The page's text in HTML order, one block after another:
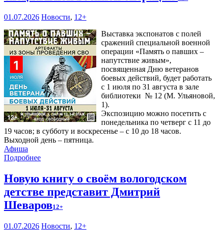
01.07.2026 Новости, 12+
Выставка экспонатов с полей
сражений специальной военной
операции «Память о павших –
напутствие живым»,
посвященная Дню ветеранов
боевых действий, будет работать
с 1 июля по 31 августа в зале
библиотеки № 12 (М. Ульяновой,
1).
Экспозицию можно посетить с
понедельника по четверг с 11 до
19 часов; в субботу и воскресенье – с 10 до 18 часов.
Выходной день – пятница.
Афиша
Подробнее
Новую книгу о своём вологодском
детстве представит Дмитрий
Шеваров12+
01.07.2026 Новости, 12+